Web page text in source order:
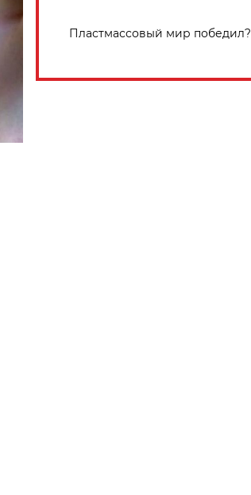
Пластмассовый мир победил?